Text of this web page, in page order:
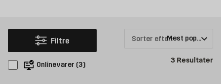
Køb hammerbor hos Byggmax
Velkommen til at se vores udvalg af hammerbor, som du
nemt kan købe hos Byggmax. Kig forbi din nærmeste
Byggmax-butik, eller se her online, hvilket hammerbor vi
kan tilbyde.
Filtre
Onlinevarer (3)
Sorter efter:
3 Resultater